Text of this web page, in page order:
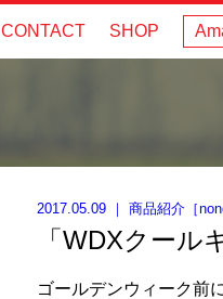
CONTACT SHOP
2017.05.09 ｜ 商品紹介 ［
「WDXクール
ゴールデンウィーク前